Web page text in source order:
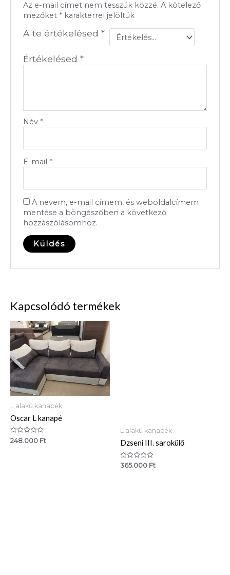
Az e-mail címet nem tesszük közzé. A kötelező
mezőket * karakterrel jelöltük
A te értékelésed*
Értékelésed*
Név *
E-mail *
A nevem, e-mail címem, és weboldalcímem
mentése a böngészőben a következő
hozzászólásomhoz.
Kapcsolódó termékek
L alakú kanapék
Oscar L kanapé
Értékelés:
0
248.000 Ft
L alakú kanapék
Dzseni III. sarokülő
Értékelés:
365.000 Ft